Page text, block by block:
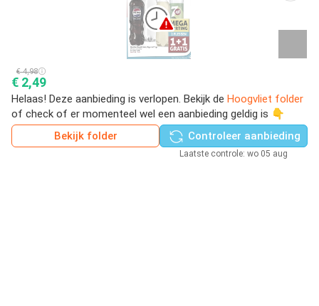
€ 4,98
€ 2,49
Helaas! Deze aanbieding is verlopen. Bekijk de Hoogvliet folder
of check of er momenteel wel een aanbieding geldig is 👇
Bekijk folder
Controleer aanbieding
Laatste controle: wo 05 aug